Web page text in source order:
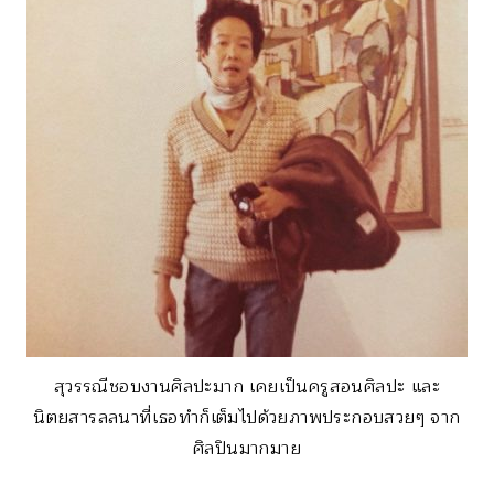
สุวรรณีชอบงานศิลปะมาก เคยเป็นครูสอนศิลปะ และ
นิตยสารลลนาที่เธอทำก็เต็มไปด้วยภาพประกอบสวยๆ จาก
ศิลปินมากมาย